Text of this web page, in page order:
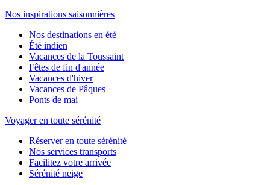
Nos inspirations saisonnières
Nos destinations en été
Été indien
Vacances de la Toussaint
Fêtes de fin d'année
Vacances d'hiver
Vacances de Pâques
Ponts de mai
Voyager en toute sérénité
Réserver en toute sérénité
Nos services transports
Facilitez votre arrivée
Sérénité neige